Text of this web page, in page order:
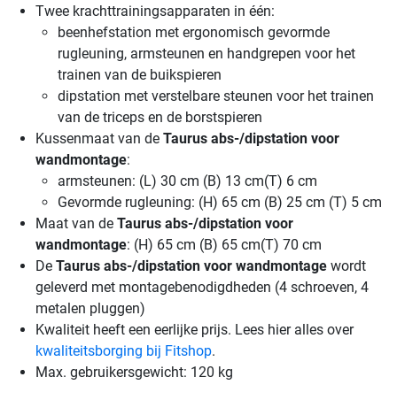
Twee krachttrainingsapparaten in één:
beenhefstation met ergonomisch gevormde
rugleuning, armsteunen en handgrepen voor het
trainen van de buikspieren
dipstation met verstelbare steunen voor het trainen
van de triceps en de borstspieren
Kussenmaat van de Taurus abs-/dipstation voor
wandmontage:
armsteunen: (L) 30 cm (B) 13 cm(T) 6 cm
Gevormde rugleuning: (H) 65 cm (B) 25 cm (T) 5 cm
Maat van de Taurus abs-/dipstation voor
wandmontage: (H) 65 cm (B) 65 cm(T) 70 cm
De Taurus abs-/dipstation voor wandmontage wordt
geleverd met montagebenodigdheden (4 schroeven, 4
metalen pluggen)
Kwaliteit heeft een eerlijke prijs. Lees hier alles over
kwaliteitsborging bij Fitshop.
Max. gebruikersgewicht: 120 kg